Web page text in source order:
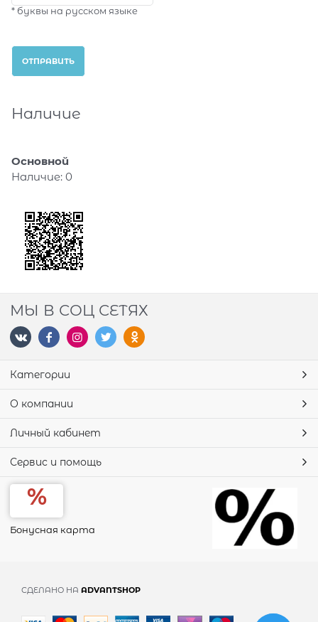
* буквы на русском языке
Наличие
Основной
Наличие: 0
МЫ В СОЦ СЕТЯХ
Категории
О компании
Личный кабинет
Сервис и помощь
Бонусная карта
СДЕЛАНО НА ADVANTSHOP